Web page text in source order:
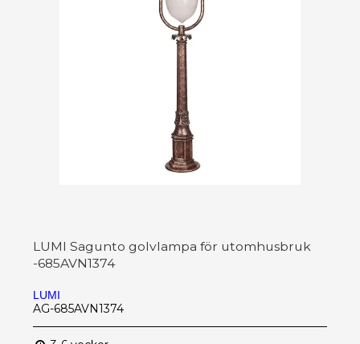
LUMI Sagunto golvlampa för utomhusbruk
-685AVN1374
LUMI
AG-685AVN1374